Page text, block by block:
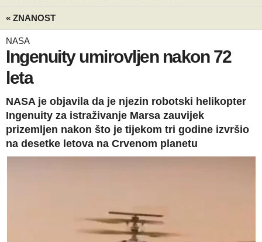
« ZNANOST
NASA
Ingenuity umirovljen nakon 72
leta
NASA je objavila da je njezin robotski helikopter
Ingenuity za istraživanje Marsa zauvijek
prizemljen nakon što je tijekom tri godine izvršio
na desetke letova na Crvenom planetu